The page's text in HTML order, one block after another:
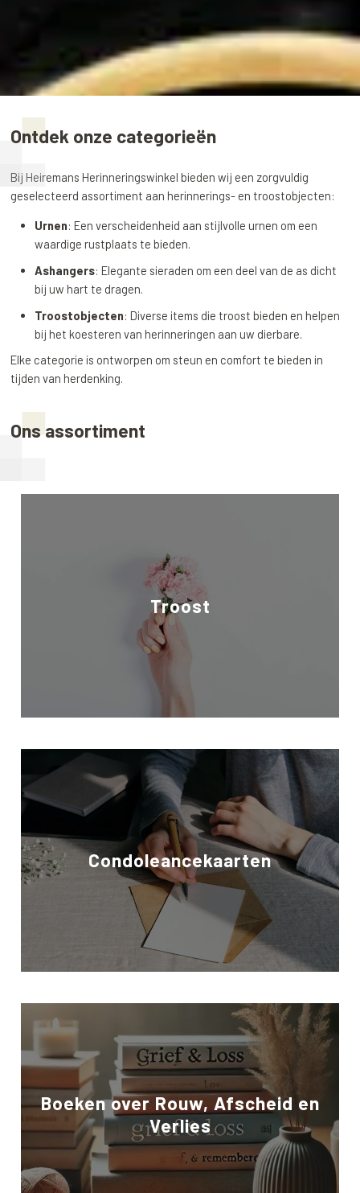
Ontdek onze categorieën
Bij Heiremans Herinneringswinkel bieden wij een zorgvuldig
geselecteerd assortiment aan herinnerings- en troostobjecten:
Urnen: Een verscheidenheid aan stijlvolle urnen om een
waardige rustplaats te bieden.
Ashangers: Elegante sieraden om een deel van de as dicht
bij uw hart te dragen.
Troostobjecten: Diverse items die troost bieden en helpen
bij het koesteren van herinneringen aan uw dierbare.
Elke categorie is ontworpen om steun en comfort te bieden in
tijden van herdenking.
Ons assortiment
Troost
Condoleancekaarten
Boeken over Rouw, Afscheid en
Verlies